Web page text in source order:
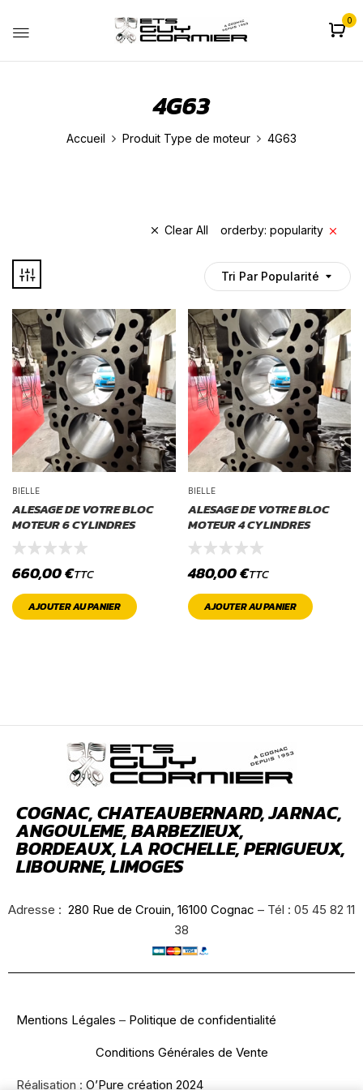
0
4G63
Accueil Produit Type de moteur 4G63
Clear All orderby: popularity
Tri Par Popularité
BIELLE
ALESAGE DE VOTRE BLOC
MOTEUR 6 CYLINDRES
660,00€TTC
AJOUTER AU PANIER
BIELLE
ALESAGE DE VOTRE BLOC
MOTEUR 4 CYLINDRES
480,00€TTC
AJOUTER AU PANIER
COGNAC, CHATEAUBERNARD, JARNAC,
ANGOULEME, BARBEZIEUX,
BORDEAUX, LA ROCHELLE, PERIGUEUX,
LIBOURNE, LIMOGES
Adresse : 280 Rue de Crouin, 16100 Cognac – Tél : 05 45 82 11
38
Mentions Légales – Politique de confidentialité
Conditions Générales de Vente
Réalisation : O’Pure création 2024